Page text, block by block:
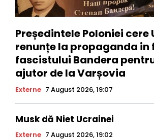
Președintele Poloniei cere
renunțe la propaganda in
fascistului Bandera
ajutor de la Varșovia
Externe 7 August 2026, 19:07
Musk dă Niet Ucrainei
Externe 7 August 2026, 19:02